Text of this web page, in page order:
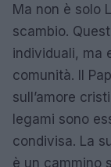
Ma non è solo
scambio.
individuali, ma
comunità. Il
sull’amore
legami sono
condivisa. La
è un cammino